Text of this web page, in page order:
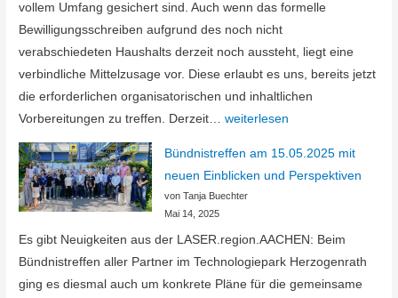
vollem Umfang gesichert sind. Auch wenn das formelle
Bewilligungsschreiben aufgrund des noch nicht
verabschiedeten Haushalts derzeit noch aussteht, liegt eine
verbindliche Mittelzusage vor. Diese erlaubt es uns, bereits jetzt
die erforderlichen organisatorischen und inhaltlichen
Vorbereitungen zu treffen. Derzeit…Offizielle
weiterlesen
Bündnistreffen am 15.05.2025 mit
neuen Einblicken und Perspektiven
von Tanja Buechter
Mai 14, 2025
Es gibt Neuigkeiten aus der LASER.region.AACHEN: Beim
Bündnistreffen aller Partner im Technologiepark Herzogenrath
ging es diesmal auch um konkrete Pläne für die gemeinsame